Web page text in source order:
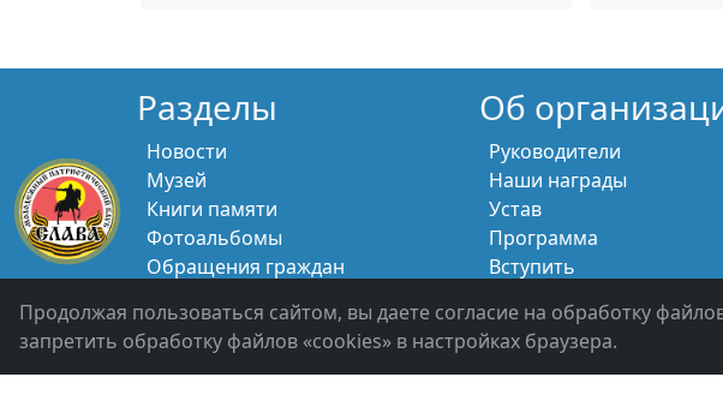
Разделы
Новости
Музей
Книги памяти
Фотоальбомы
Обращения граждан
семьям
Об
Руководители
Наши награды
Устав
Программа
Вступить
Продолжая пользоваться сайтом, вы даете согласие на обработку
запретить обработку файлов «cookies» в настройках браузера.